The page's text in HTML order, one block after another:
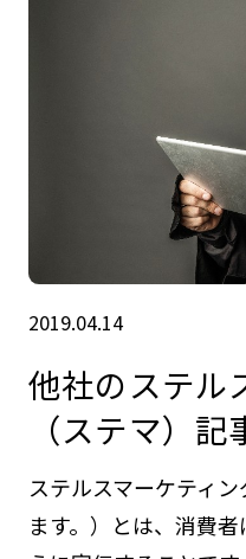
2019.04.14
他社のステル
（ステマ）
ステルスマーケティ
ます。）とは、消費